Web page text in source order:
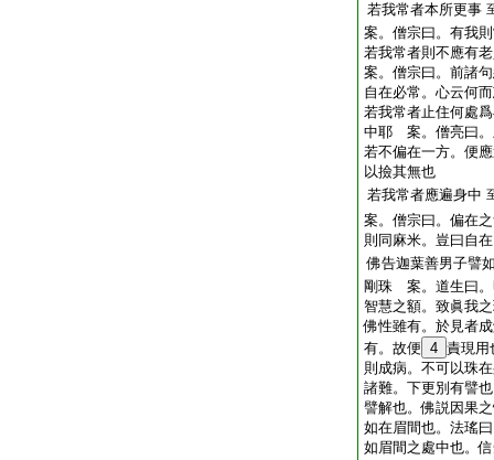
若我常者本所更事
案。僧宗曰。有我
若我常者則不應有
案。僧宗曰。前諸
自在必常。心云何
若我常者止住何處
中耶 案。僧亮曰。
若不偏在一方。便
以撿其無也
若我常者應遍身中
案。僧宗曰。偏在
則同麻米。豈曰自
佛告迦葉善男子譬
剛珠 案。道生曰。
智慧之額。致眞我
佛性雖有。於見者
有。故便 4 責現用
則成病。不可以珠
諸難。下更別有譬
譬解也。佛説因果
如在眉間也。法瑤
如眉間之處中也。